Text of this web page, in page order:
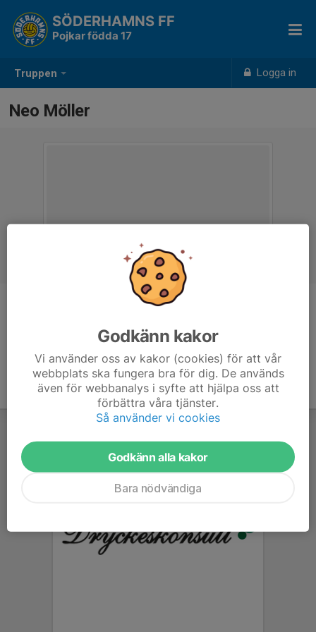
Truppen Logga in
SÖDERHAMNS FF
Pojkar födda 17
Neo Möller
Godkänn kakor
Vi använder oss av kakor (cookies) för att vår
webbplats ska fungera bra för dig. De används
även för webbanalys i syfte att hjälpa oss att
förbättra våra tjänster.
Så använder vi cookies
Godkänn alla kakor
Bara nödvändiga